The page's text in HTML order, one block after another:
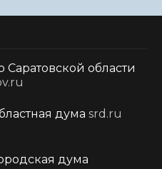
Саратовской области
дума srd.ru
дума